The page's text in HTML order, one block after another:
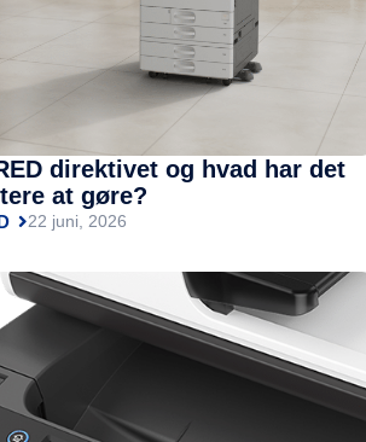
direktivet og hvad har det
at gøre?
22 juni, 2026